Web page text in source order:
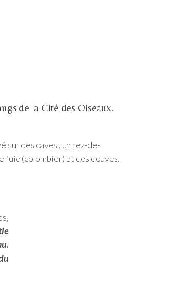
de la Cité des Oiseaux.
sur des caves , un rez-de-
fuie (colombier) et des douves.